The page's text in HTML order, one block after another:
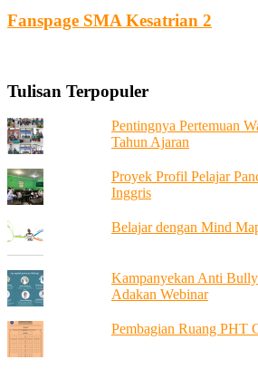
Fanspage SMA Kesatrian 2
Tulisan Terpopuler
Pentingnya Pertemuan
Tahun Ajaran
Proyek Profil Pelajar
Inggris
Belajar dengan Mind
Kampanyekan Anti
Adakan Webinar
Pembagian Ruang PHT